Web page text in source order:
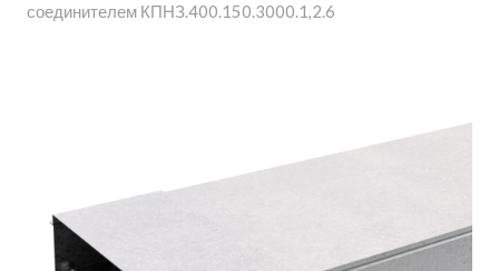
соединителем КПНЗ.400.150.3000.1,2.6